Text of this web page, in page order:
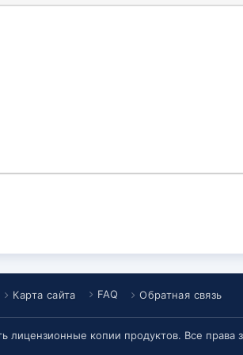
Карта сайта FAQ Обратная связь
лицензионные копии продуктов. Все права